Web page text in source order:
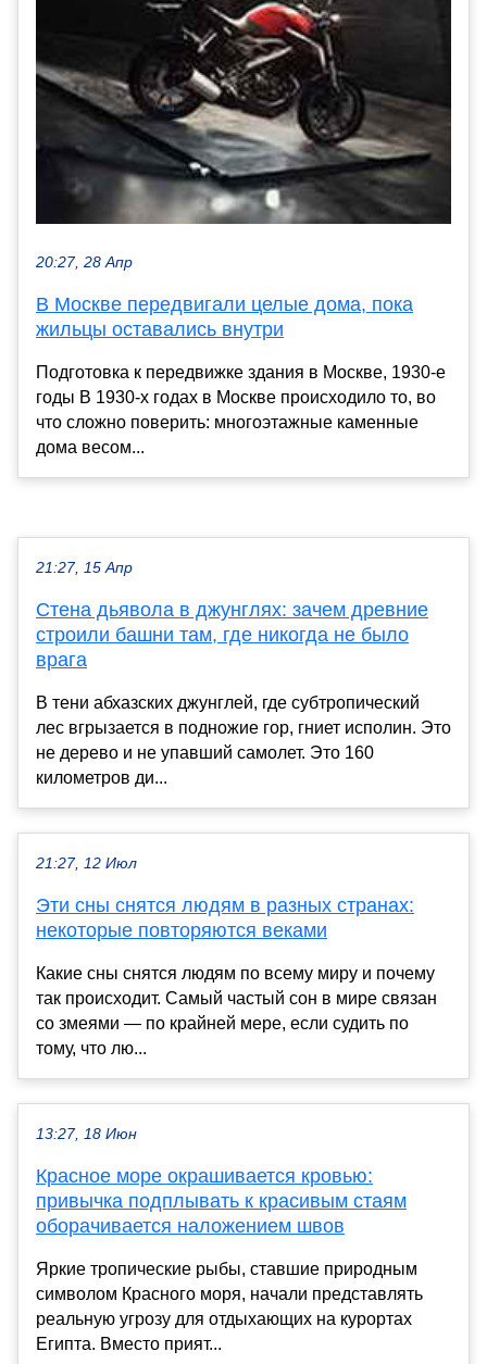
20:27, 28 Апр
В Москве передвигали целые дома, пока
жильцы оставались внутри
Подготовка к передвижке здания в Москве, 1930-е
годы В 1930-х годах в Москве происходило то, во
что сложно поверить: многоэтажные каменные
дома весом...
21:27, 15 Апр
Стена дьявола в джунглях: зачем древние
строили башни там, где никогда не было
врага
В тени абхазских джунглей, где субтропический
лес вгрызается в подножие гор, гниет исполин. Это
не дерево и не упавший самолет. Это 160
километров ди...
21:27, 12 Июл
Эти сны снятся людям в разных странах:
некоторые повторяются веками
Какие сны снятся людям по всему миру и почему
так происходит. Самый частый сон в мире связан
со змеями — по крайней мере, если судить по
тому, что лю...
13:27, 18 Июн
Красное море окрашивается кровью:
привычка подплывать к красивым стаям
оборачивается наложением швов
Яркие тропические рыбы, ставшие природным
символом Красного моря, начали представлять
реальную угрозу для отдыхающих на курортах
Египта. Вместо прият...